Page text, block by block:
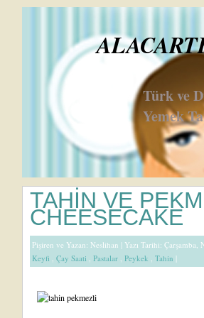
Türk ve
Yemek
TAHİN VE
CHEESECAKE
Pişiren ve Yazan: Neslihan | Yazı Tarihi: Çarşamba,
Keyfi , Çay Saati , Pastalar , Peykek , Tahin |